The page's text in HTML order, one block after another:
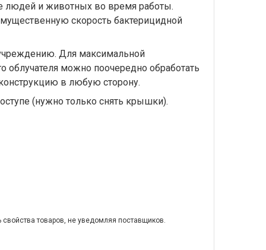
людей и животных во время работы.
скорость бактерицидной
Для максимальной
можно поочередно обработать
в любую сторону.
(нужно только снять крышки).
товаров, не уведомляя поставщиков.